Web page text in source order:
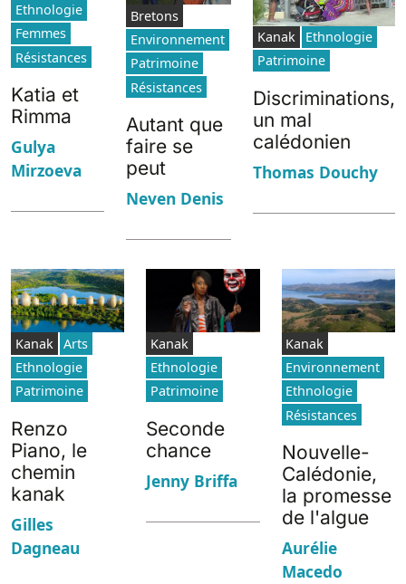
Ethnologie
Femmes
Résistances
Katia et
Rimma
Gulya
Mirzoeva
Bretons
Environnement
Patrimoine
Résistances
Autant que
faire se
peut
Neven Denis
Kanak
Ethnologie
Patrimoine
Discriminations,
un mal
calédonien
Thomas Douchy
Kanak
Arts
Ethnologie
Patrimoine
Renzo
Piano, le
chemin
kanak
Gilles
Dagneau
Kanak
Ethnologie
Patrimoine
Seconde
chance
Jenny Briffa
Kanak
Environnement
Ethnologie
Résistances
Nouvelle-
Calédonie,
la promesse
de l'algue
Aurélie
Macedo